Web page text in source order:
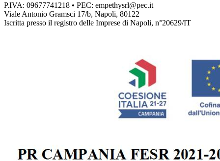
P.IVA: 09677741218 • PEC: empethysrl@pec.it
Viale Antonio Gramsci 17/b, Napoli, 80122
Iscritta presso il registro delle Imprese di Napoli, n°20629/IT